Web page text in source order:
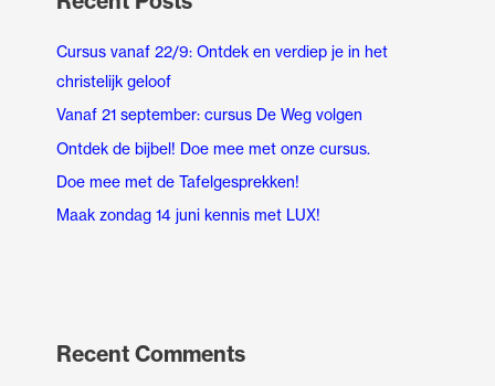
Cursus vanaf 22/9: Ontdek en verdiep je in het
christelijk geloof
Vanaf 21 september: cursus De Weg volgen
Ontdek de bijbel! Doe mee met onze cursus.
Doe mee met de Tafelgesprekken!
Maak zondag 14 juni kennis met LUX!
Recent Comments